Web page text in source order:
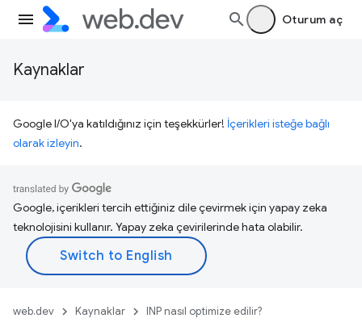
Oturum aç
Kaynaklar
Google I/O'ya katıldığınız için teşekkürler! İçerikleri isteğe bağlı
olarak izleyin.
Google, içerikleri tercih ettiğiniz dile çevirmek için yapay zeka
teknolojisini kullanır. Yapay zeka çevirilerinde hata olabilir.
web.dev Kaynaklar INP nasıl optimize edilir?